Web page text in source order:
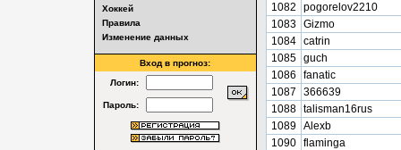
Хоккей
Правила
Изменение данных
Вход в прогноз:
Логин:
Пароль:
1082
pogorelov2210
1083 Gizmo
1084 catrin
1085 guch
1086
fanatic
1087
366639
1088 talisman16rus
1089 Alexb
1090 flaminga